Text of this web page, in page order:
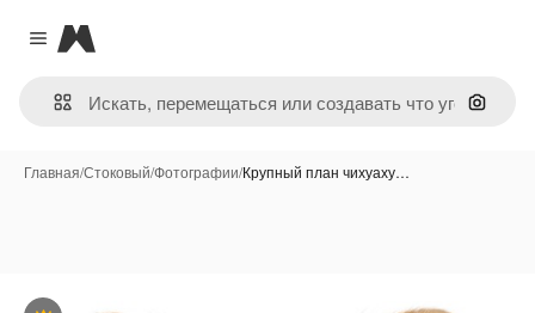
Close menu
Magnific
Поиск
Главная/Стоковый/Фотографии/Крупный план чихуаху…